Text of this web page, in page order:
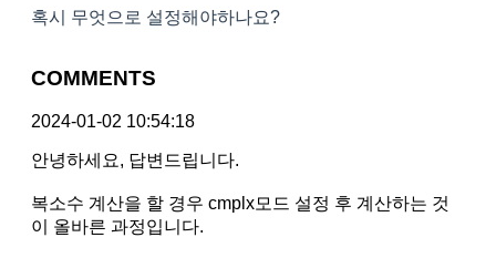
혹시 무엇으로 설정해야하나요?
COMMENTS
2024-01-02 10:54:18
안녕하세요, 답변드립니다.
복소수 계산을 할 경우 cmplx모드 설정 후 계산하는 것
이 올바른 과정입니다.